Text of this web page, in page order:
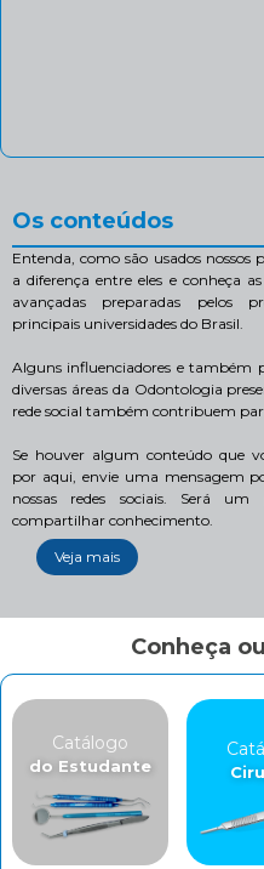
Os conteúdos
Entenda, como são usados nossos
a diferença entre eles e conheça
avançadas preparadas pelos
principais universidades do Brasil.
Alguns influenciadores e também
diversas áreas da Odontologia
rede social também contribuem
Se houver algum conteúdo que
por aqui, envie uma mensagem
nossas redes sociais. Será um
compartilhar conhecimento.
Veja mais
Conheça
Catálogo
do Estudante